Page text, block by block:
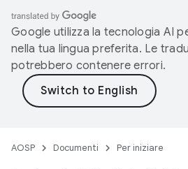
Google utilizza la tecnologia AI
nella tua lingua preferita. Le
potrebbero contenere errori.
AOSP Documenti Per iniziare